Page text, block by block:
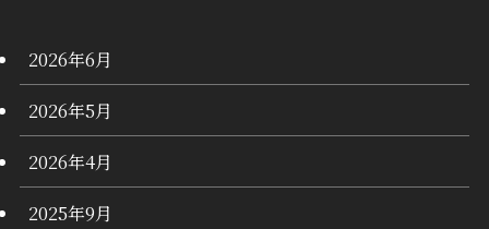
2026年6月
2026年5月
2026年4月
2025年9月